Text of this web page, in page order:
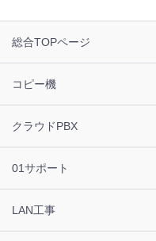
ッ
タ
総合TOPページ
コピー機
クラウドPBX
01サポート
LAN工事